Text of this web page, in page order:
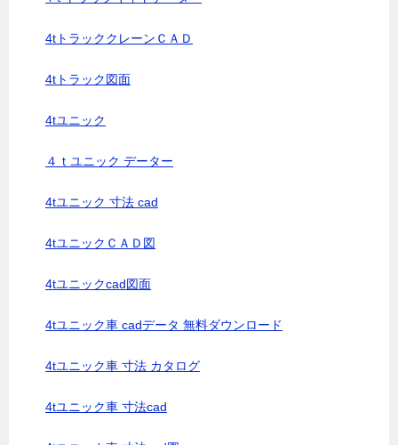
4tトラッククレーンＣＡＤ
4tトラック図面
4tユニック
４ｔユニック データー
4tユニック 寸法 cad
4tユニックＣＡＤ図
4tユニックcad図面
4tユニック車 cadデータ 無料ダウンロード
4tユニック車 寸法 カタログ
4tユニック車 寸法cad